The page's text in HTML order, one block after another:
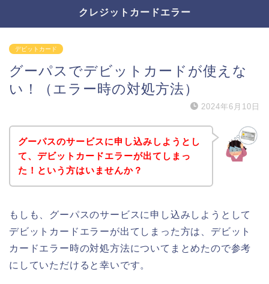
クレジットカードエラー
デビットカード
グーパスでデビットカードが使えな
い！（エラー時の対処方法）
2024年6月10日
グーパスのサービスに申し込みしようとし
て、デビットカードエラーが出てしまっ
た！という方はいませんか？
もしも、グーパスのサービスに申し込みしようとして
デビットカードエラーが出てしまった方は、デビット
カードエラー時の対処方法についてまとめたので参考
にしていただけると幸いです。